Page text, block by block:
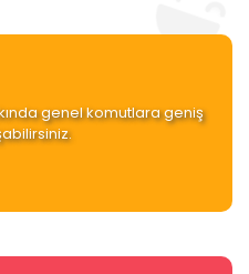
genel komutlara geniş